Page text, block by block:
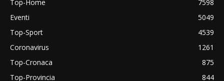
Top-Home
7598
Eventi
5049
Top-Sport
4539
Coronavirus
1261
Top-Cronaca
875
Top-Provincia
844